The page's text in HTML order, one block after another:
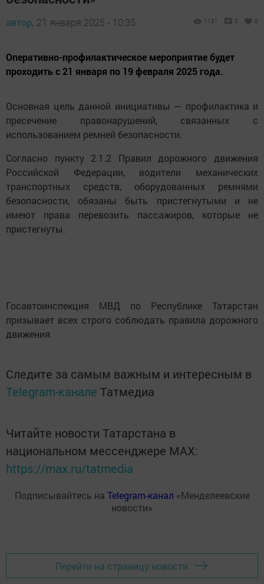
автор, 21 января 2025 - 10:35 1131 0 0
Оперативно-профилактическое мероприятие будет
проходить с 21 января по 19 февраля 2025 года.
Основная цель данной инициативы — профилактика и
пресечение правонарушений, связанных с
использованием ремней безопасности.
Согласно пункту 2.1.2 Правил дорожного движения
Российской Федерации, водители механических
транспортных средств, оборудованных ремнями
безопасности, обязаны быть пристегнутыми и не
имеют права перевозить пассажиров, которые не
пристегнуты.
Госавтоинспекция МВД по Республике Татарстан
призывает всех строго соблюдать правила дорожного
движения.
Следите за самым важным и интересным в
Telegram-канале Татмедиа
Читайте новости Татарстана в
национальном мессенджере MАХ:
https://max.ru/tatmedia
Подписывайтесь на Telegram-канал «Менделеевские
новости»
Перейти на страницу новости